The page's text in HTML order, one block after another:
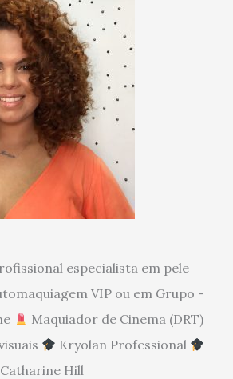
especialista em pele
VIP ou em Grupo -
Maquiador de Cinema (DRT)
Kryolan Professional
Catharine Hill